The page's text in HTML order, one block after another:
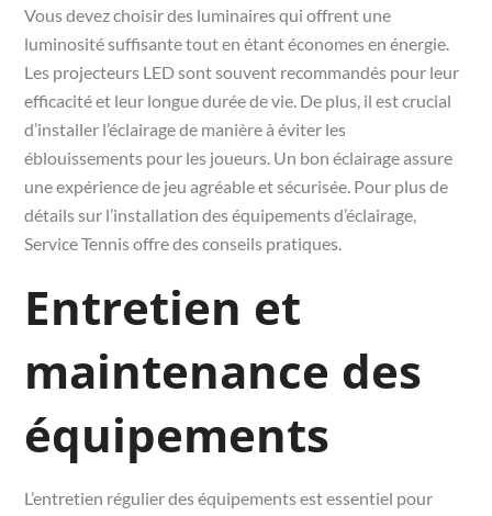
Vous devez choisir des luminaires qui offrent une
luminosité suffisante tout en étant économes en énergie.
Les projecteurs LED sont souvent recommandés pour leur
efficacité et leur longue durée de vie. De plus, il est crucial
d’installer l’éclairage de manière à éviter les
éblouissements pour les joueurs. Un bon éclairage assure
une expérience de jeu agréable et sécurisée. Pour plus de
détails sur l’installation des équipements d’éclairage,
Service Tennis offre des conseils pratiques.
Entretien et
maintenance des
équipements
L’entretien régulier des équipements est essentiel pour